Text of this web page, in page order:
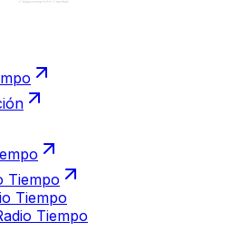
Tiempo
Tiempo
Tiempo